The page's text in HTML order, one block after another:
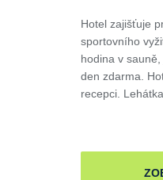
Hotel zajišťuje
sportovního
hodina v
den zdarma.
recepci.